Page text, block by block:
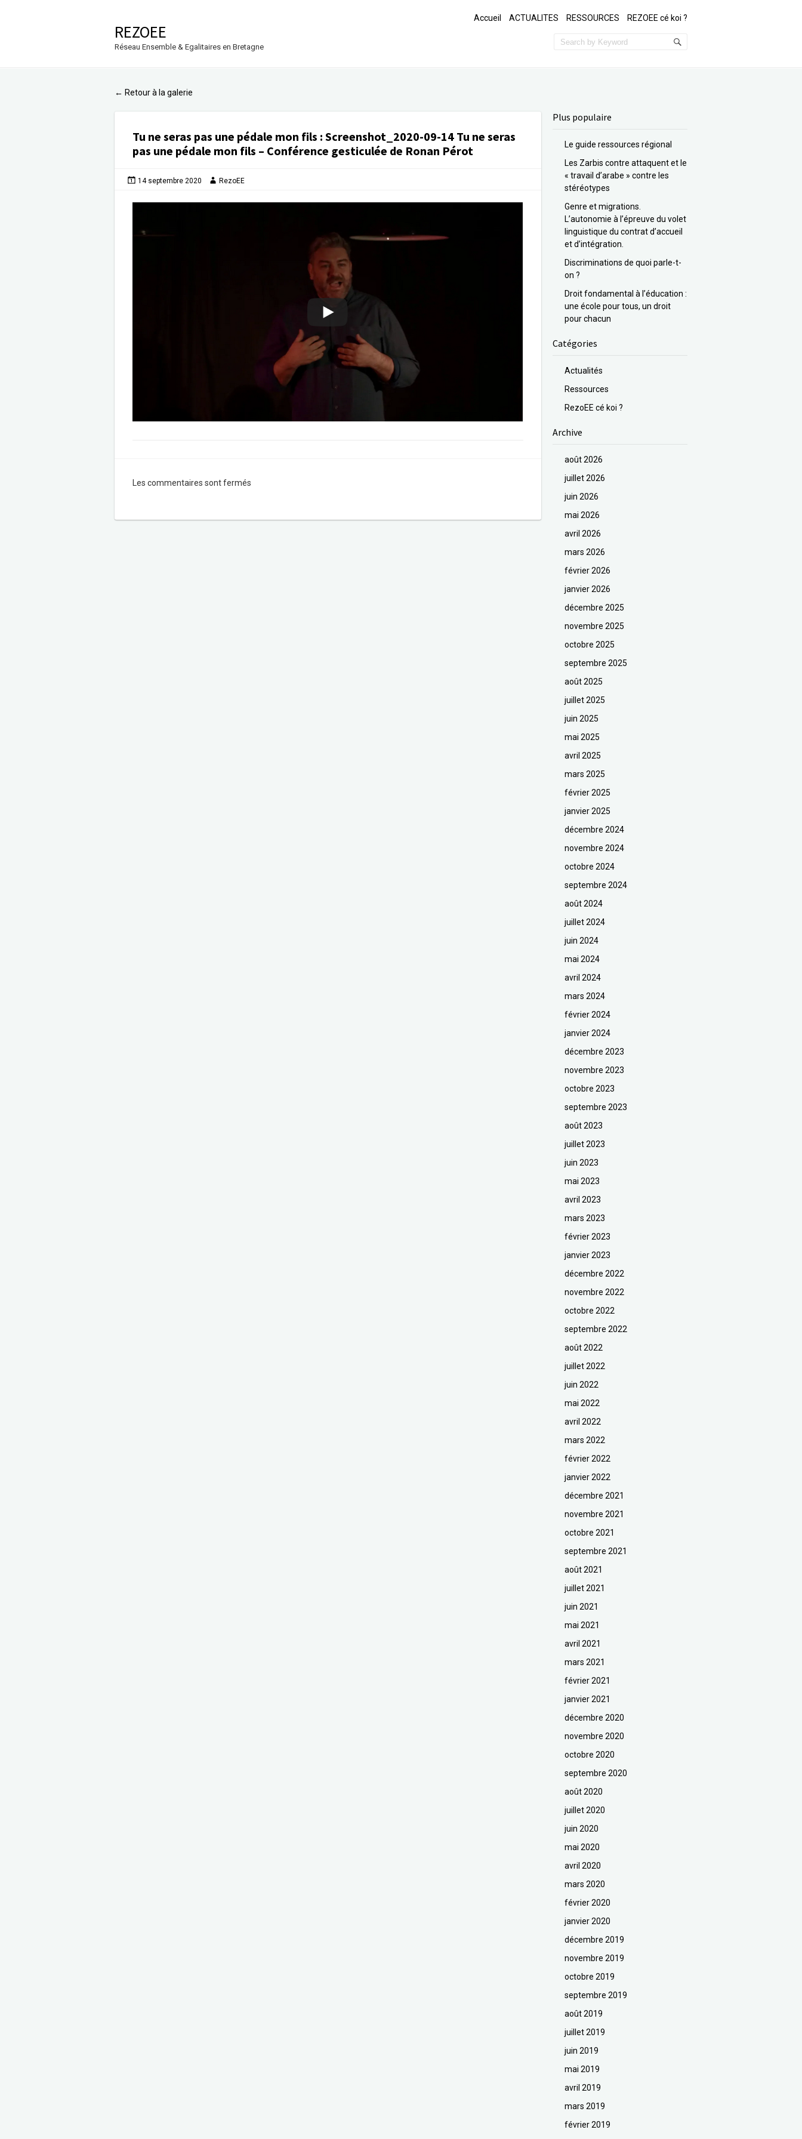
REZOEE
Réseau Ensemble & Egalitaires en Bretagne
Accueil ACTUALITES RESSOURCES REZOEE cé koi ?
← Retour à la galerie
Tu ne seras pas une pédale mon fils : Screenshot_2020-09-14 Tu ne seras
pas une pédale mon fils – Conférence gesticulée de Ronan Pérot
14 septembre 2020 RezoEE
Les commentaires sont fermés
Plus populaire
Le guide ressources régional
Les Zarbis contre attaquent et le
« travail d’arabe » contre les
stéréotypes
Genre et migrations.
L’autonomie à l’épreuve du volet
linguistique du contrat d’accueil
et d’intégration.
Discriminations de quoi parle-t-
on ?
Droit fondamental à l’éducation :
une école pour tous, un droit
pour chacun
Catégories
Actualités
Ressources
RezoEE cé koi ?
Archive
août 2026
juillet 2026
juin 2026
mai 2026
avril 2026
mars 2026
février 2026
janvier 2026
décembre 2025
novembre 2025
octobre 2025
septembre 2025
août 2025
juillet 2025
juin 2025
mai 2025
avril 2025
mars 2025
février 2025
janvier 2025
décembre 2024
novembre 2024
octobre 2024
septembre 2024
août 2024
juillet 2024
juin 2024
mai 2024
avril 2024
mars 2024
février 2024
janvier 2024
décembre 2023
novembre 2023
octobre 2023
septembre 2023
août 2023
juillet 2023
juin 2023
mai 2023
avril 2023
mars 2023
février 2023
janvier 2023
décembre 2022
novembre 2022
octobre 2022
septembre 2022
août 2022
juillet 2022
juin 2022
mai 2022
avril 2022
mars 2022
février 2022
janvier 2022
décembre 2021
novembre 2021
octobre 2021
septembre 2021
août 2021
juillet 2021
juin 2021
mai 2021
avril 2021
mars 2021
février 2021
janvier 2021
décembre 2020
novembre 2020
octobre 2020
septembre 2020
août 2020
juillet 2020
juin 2020
mai 2020
avril 2020
mars 2020
février 2020
janvier 2020
décembre 2019
novembre 2019
octobre 2019
septembre 2019
août 2019
juillet 2019
juin 2019
mai 2019
avril 2019
mars 2019
février 2019